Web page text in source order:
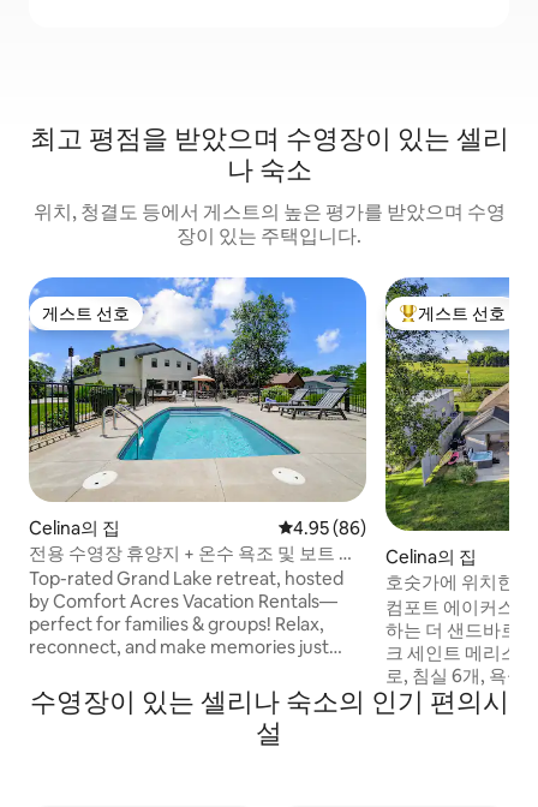
최고 평점을 받았으며 수영장이 있는 셀리
나 숙소
위치, 청결도 등에서 게스트의 높은 평가를 받았으며 수영
장이 있는 주택입니다.
게스트 선호
게스트 선호
Celina의 집 평점 4.95점(5점 만점), 후기 86
4.95 (86)
전용 수영장 휴양지 + 온수 욕조 및 보트 선
착장
Top-rated Grand Lake retreat, hosted
by Comfort Acres Vacation Rentals—
perfect for families & groups! Relax,
reconnect, and make memories just
local attractions. Guests call it "sparkling
clean" and "better than the photos!" ✔
Hot Tub ✔ Seasonal Pool 20'x12' (Open
상위 게스트 선호
게스트 선호
Celina의 집
호숫가에 위치한
착장
컴포트 에이커스
하는 더 샌드바로
크 세인트 메리스
로, 침실 6개, 욕실
이며 최대 22명의
니다. 미끄럼틀이
수영장이 있는 셀리나 숙소의 인기 편의시
설